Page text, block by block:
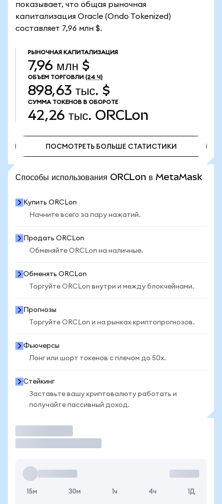
показывает, что общая рыночная
капитализация Oracle (Ondo Tokenized)
составляет 7,96 млн $.
РЫНОЧНАЯ КАПИТАЛИЗАЦИЯ
7,96 млн $
ОБЪЕМ ТОРГОВЛИ (24 Ч)
898,63 тыс. $
СУММА ТОКЕНОВ В ОБОРОТЕ
42,26 тыс. ORCLon
ПОСМОТРЕТЬ БОЛЬШЕ СТАТИСТИКИ
Способы использования ORCLon в MetaMask
Купить ORCLon
Начните всего за пару нажатий.
Продать ORCLon
Обменяйте ORCLon на наличные.
Обменять ORCLon
Торгуйте ORCLon внутри и между блокчейнами.
Прогнозы
Торгуйте ORCLon и на рынках криптопрогнозов.
Фьючерсы
Лонг или шорт токенов с плечом до 50x.
Стейкинг
Заставьте вашу криптовалюту работать и
получайте пассивный доход.
15м 30м 1ч 4ч 1Д